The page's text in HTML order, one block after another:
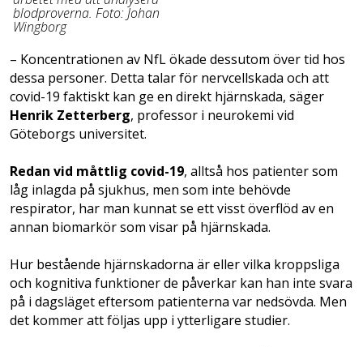
blodproverna. Foto: Johan
Wingborg
– Koncentrationen av NfL ökade dessutom över tid hos
dessa personer. Detta talar för nervcellskada och att
covid-19 faktiskt kan ge en direkt hjärnskada, säger
Henrik Zetterberg, professor i neurokemi vid
Göteborgs universitet.
Redan vid måttlig covid-19, alltså hos patienter som
låg inlagda på sjukhus, men som inte behövde
respirator, har man kunnat se ett visst överflöd av en
annan biomarkör som visar på hjärnskada.
Hur bestående hjärnskadorna är eller vilka kroppsliga
och kognitiva funktioner de påverkar kan han inte svara
på i dagsläget eftersom patienterna var nedsövda. Men
det kommer att följas upp i ytterligare studier.